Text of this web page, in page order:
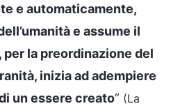
e automaticamente,
e assume il
la preordinazione del
inizia ad adempiere
un essere creato” (La